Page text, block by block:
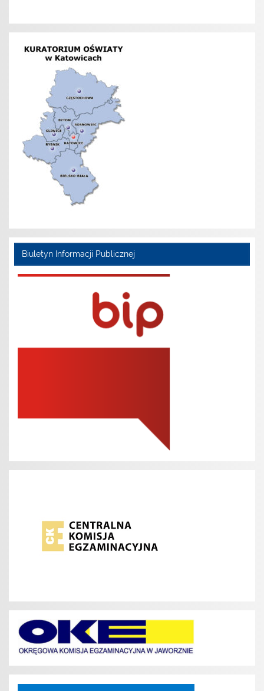
Biuletyn Informacji Publicznej